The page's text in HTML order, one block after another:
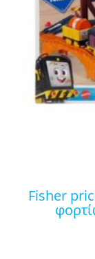
fisher price thomas πίστα παράδοσης